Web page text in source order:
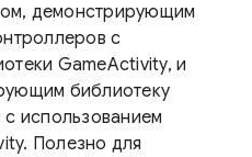
демонстрирующим
с
GameActivity, и
библиотеку
использованием
Полезно для